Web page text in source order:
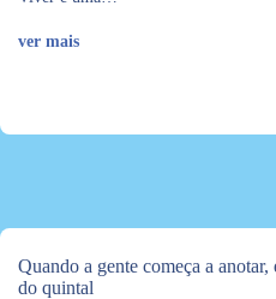
ver mais
Quando a gente começa a
do quintal